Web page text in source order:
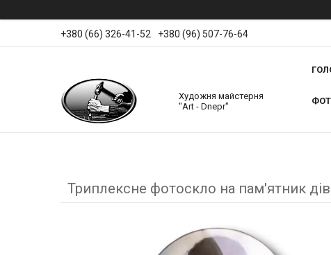
+380 (66) 326-41-52 +380 (96) 507-76-64
Художня майстерня
"Art - Dnepr"
Триплексне фотоскло на пам'ятник